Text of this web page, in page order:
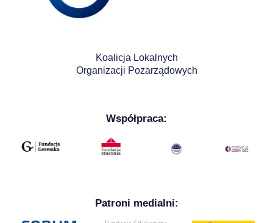
Koalicja Lokalnych
Organizacji Pozarządowych
Współpraca:
Patroni medialni: